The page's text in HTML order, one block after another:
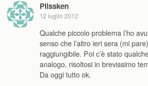
Plissken
12 luglio 2012
Qualche piccolo problema l’ho
senso che l’altro ieri sera (mi
raggiungibile. Poi c’è stato
analogo, risoltosi in brevissimo
Da oggi tutto ok.